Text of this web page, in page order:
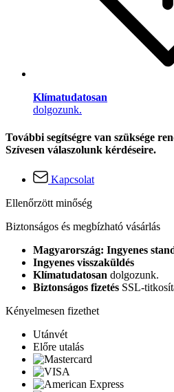
Klímatudatosan
dolgozunk.
További segítségre van szüksége
Szívesen válaszolunk kérdéseire.
Kapcsolat
Ellenőrzött minőség
Biztonságos és megbízható vásárlás
Magyarország: Ingyenes
Ingyenes visszaküldés
Klímatudatosan dolgozunk.
Biztonságos fizetés SSL-
Kényelmesen fizethet
Utánvét
Előre utalás